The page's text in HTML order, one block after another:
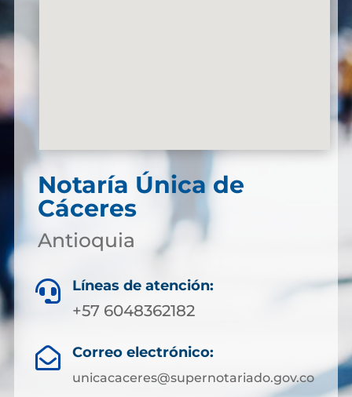
Notaría Única de
Cáceres
Antioquia
 Líneas de atención:
+57 6048362182
 Correo electrónico:
unicacaceres@supernotariado.gov.co